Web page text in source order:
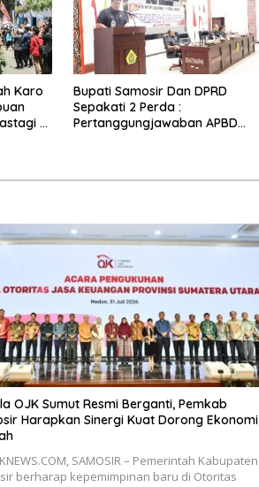
Karo
di
Bupati Samosir Dan DPRD
Sepakati 2 Perda :
Pertanggungjawaban APBD
OJK Sumut Resmi Berganti, Pemkab
Harapkan Sinergi Kuat Dorong Ekonomi
SAMOSIR – Pemerintah Kabupaten
berharap kepemimpinan baru di Otoritas